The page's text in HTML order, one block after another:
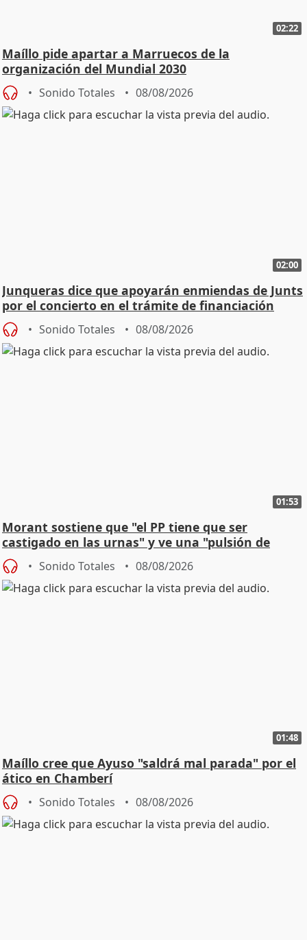
02:22
Maíllo pide apartar a Marruecos de la
organización del Mundial 2030
Sonido Totales 08/08/2026
02:00
Junqueras dice que apoyarán enmiendas de Junts
por el concierto en el trámite de financiación
Sonido Totales 08/08/2026
01:53
Morant sostiene que "el PP tiene que ser
castigado en las urnas" y ve una "pulsión de
cambio"
Sonido Totales 08/08/2026
01:48
Maíllo cree que Ayuso "saldrá mal parada" por el
ático en Chamberí
Sonido Totales 08/08/2026